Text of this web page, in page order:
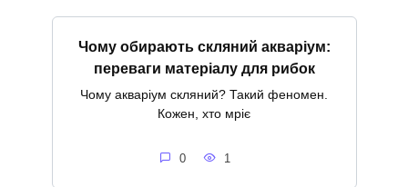
Чому обирають скляний акваріум:
переваги матеріалу для рибок
Чому акваріум скляний? Такий феномен.
Кожен, хто мріє
0 1